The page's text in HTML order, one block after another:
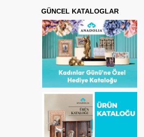
GÜNCEL KATALOGLAR